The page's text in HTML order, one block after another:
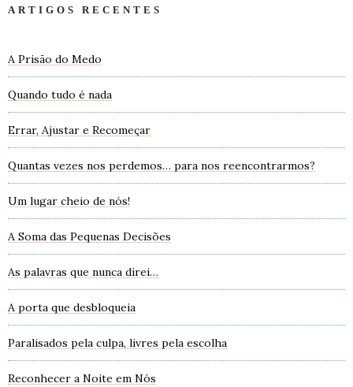
ARTIGOS RECENTES
A Prisão do Medo
Quando tudo é nada
Errar, Ajustar e Recomeçar
Quantas vezes nos perdemos… para nos reencontrarmos?
Um lugar cheio de nós!
A Soma das Pequenas Decisões
As palavras que nunca direi…
A porta que desbloqueia
Paralisados pela culpa, livres pela escolha
Reconhecer a Noite em Nós